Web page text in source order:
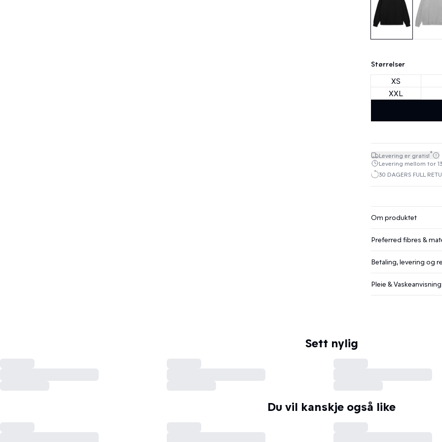
Størrelser
XS
XXL
Levering er gratis!*
Levering mellom tor
30 DAGERS FULL
Om produktet
Preferred fibres &
Betaling, levering og
Pleie & Vaskeanvisning
Sett nylig
Du vil kanskje også like